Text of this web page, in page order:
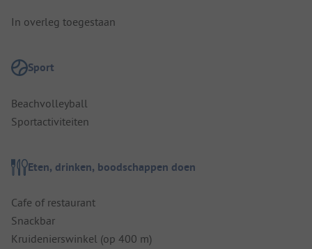
In overleg toegestaan
Sport
Beachvolleyball
Sportactiviteiten
Eten, drinken, boodschappen doen
Cafe of restaurant
Snackbar
Kruidenierswinkel (op 400 m)